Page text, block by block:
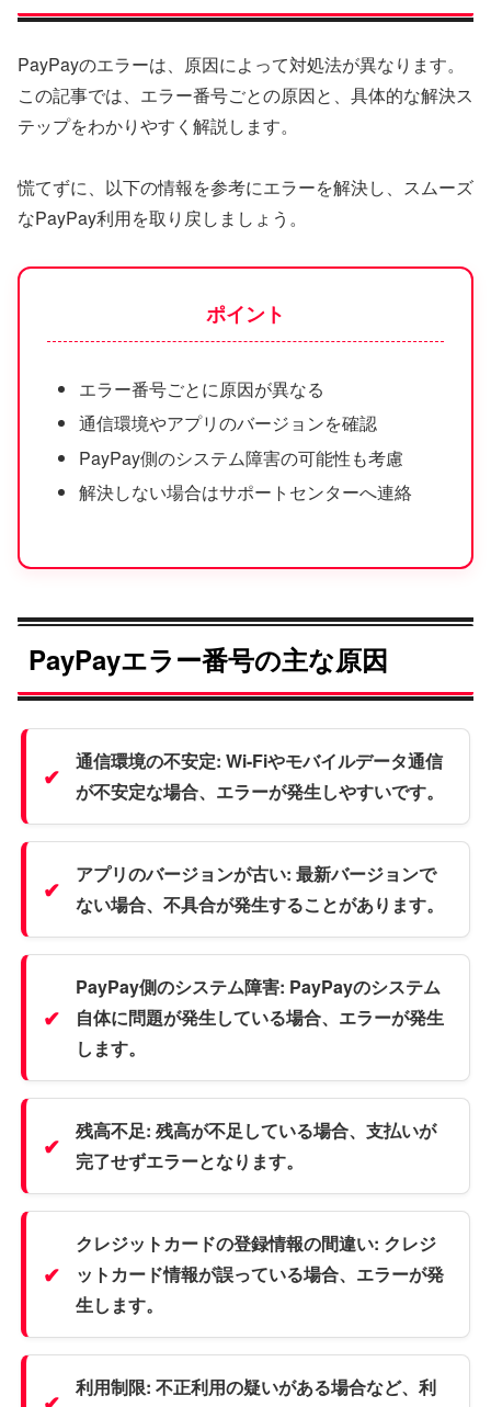
PayPayのエラーは、原因によって対処法が異なります。
この記事では、エラー番号ごとの原因と、具体的な解決ス
テップをわかりやすく解説します。
慌てずに、以下の情報を参考にエラーを解決し、スムーズ
なPayPay利用を取り戻しましょう。
ポイント
エラー番号ごとに原因が異なる
通信環境やアプリのバージョンを確認
PayPay側のシステム障害の可能性も考慮
解決しない場合はサポートセンターへ連絡
PayPayエラー番号の主な原因
通信環境の不安定: Wi-Fiやモバイルデータ通信
が不安定な場合、エラーが発生しやすいです。
アプリのバージョンが古い: 最新バージョンで
ない場合、不具合が発生することがあります。
PayPay側のシステム障害: PayPayのシステム
自体に問題が発生している場合、エラーが発生
します。
残高不足: 残高が不足している場合、支払いが
完了せずエラーとなります。
クレジットカードの登録情報の間違い: クレジ
ットカード情報が誤っている場合、エラーが発
生します。
利用制限: 不正利用の疑いがある場合など、利